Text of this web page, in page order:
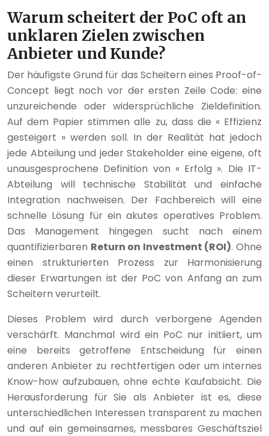
Warum scheitert der PoC oft an
unklaren Zielen zwischen
Anbieter und Kunde?
Der häufigste Grund für das Scheitern eines Proof-of-
Concept liegt noch vor der ersten Zeile Code: eine
unzureichende oder widersprüchliche Zieldefinition.
Auf dem Papier stimmen alle zu, dass die « Effizienz
gesteigert » werden soll. In der Realität hat jedoch
jede Abteilung und jeder Stakeholder eine eigene, oft
unausgesprochene Definition von « Erfolg ». Die IT-
Abteilung will technische Stabilität und einfache
Integration nachweisen. Der Fachbereich will eine
schnelle Lösung für ein akutes operatives Problem.
Das Management hingegen sucht nach einem
quantifizierbaren Return on Investment (ROI). Ohne
einen strukturierten Prozess zur Harmonisierung
dieser Erwartungen ist der PoC von Anfang an zum
Scheitern verurteilt.
Dieses Problem wird durch verborgene Agenden
verschärft. Manchmal wird ein PoC nur initiiert, um
eine bereits getroffene Entscheidung für einen
anderen Anbieter zu rechtfertigen oder um internes
Know-how aufzubauen, ohne echte Kaufabsicht. Die
Herausforderung für Sie als Anbieter ist es, diese
unterschiedlichen Interessen transparent zu machen
und auf ein gemeinsames, messbares Geschäftsziel